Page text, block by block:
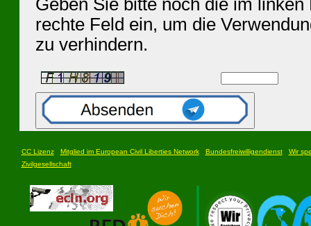
Geben Sie bitte noch die im
rechte Feld ein, um die
zu verhindern.
CC Lizenz Mitglied im European Civil Liberties Network Bundesfreiwilligendienst
Wir
Zivilgesellschaft